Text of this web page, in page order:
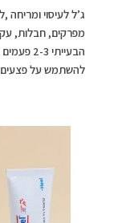
ג’ל לעיסוי
מפרקים, חבלות,
הבעייתי
להשתמש על פצעים